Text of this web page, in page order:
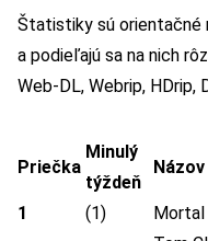
Štatistiky sú orientačné
a podieľajú sa na nich
Web-DL, Webrip, HDrip,
Priečka
Minulý
týždeň
1
(1) Mortal